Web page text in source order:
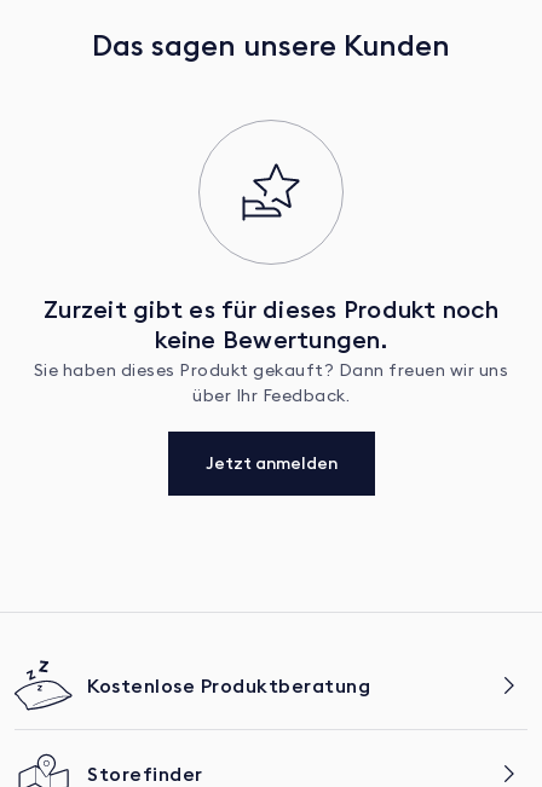
Das sagen unsere Kunden
Zurzeit gibt es für dieses Produkt noch
keine Bewertungen.
Sie haben dieses Produkt gekauft? Dann freuen wir uns
über Ihr Feedback.
Jetzt anmelden
Kostenlose Produktberatung
Storefinder